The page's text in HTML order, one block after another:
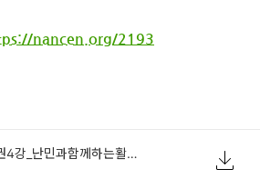
nancen.org/2193
한국사회와 난민인권4강_난민과함께하는활동을꾼꾼다는것_박정형.pdf